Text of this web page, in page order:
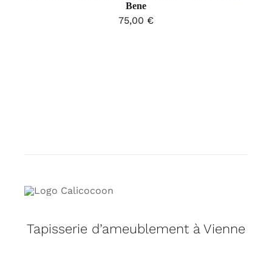
Bene
75,00 €
Tapisserie d’ameublement à Vienne